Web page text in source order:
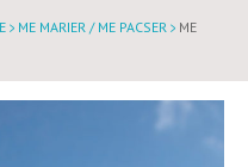
ME MARIER / ME PACSER
ME